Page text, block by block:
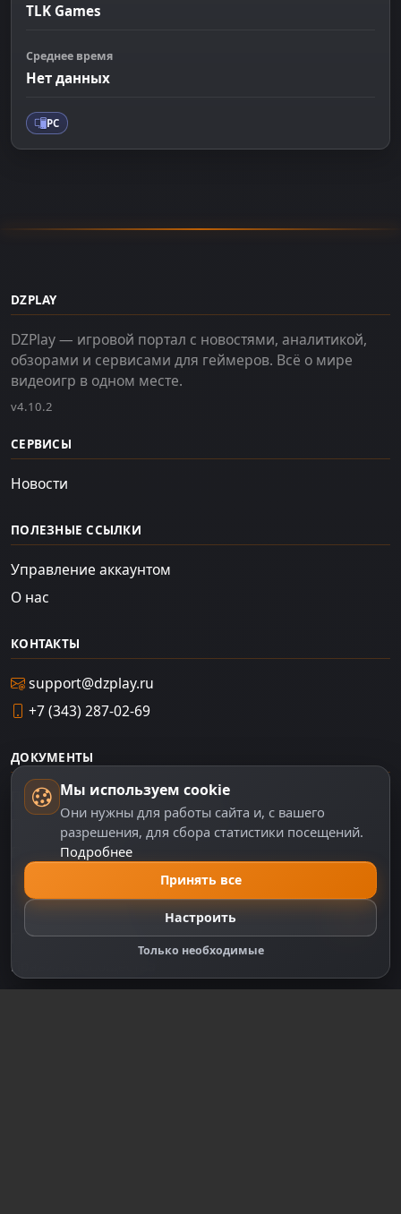
TLK Games
Среднее время
Нет данных
PC
DZPLAY
DZPlay — игровой портал с новостями, аналитикой,
обзорами и сервисами для геймеров. Всё о мире
видеоигр в одном месте.
v4.10.2
СЕРВИСЫ
Новости
ПОЛЕЗНЫЕ ССЫЛКИ
Управление аккаунтом
О нас
КОНТАКТЫ
support@dzplay.ru
+7 (343) 287-02-69
ДОКУМЕНТЫ
Пользовательское соглашение
Политика персональных данных
Правила оплаты
Настройки cookie
Правообладателям
Правила сообщества
Мы используем cookie
Они нужны для работы сайта и, с вашего
разрешения, для сбора статистики посещений.
Подробнее
Принять все
Настроить
Только необходимые